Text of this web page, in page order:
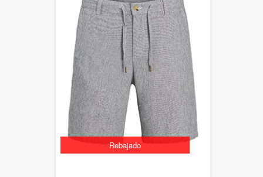
Rebajado